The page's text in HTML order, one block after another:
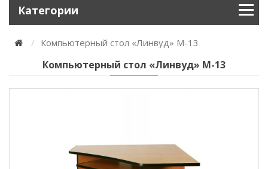
Категории
Компьютерный стол «Линвуд» M-13
Компьютерный стол «Линвуд» M-13